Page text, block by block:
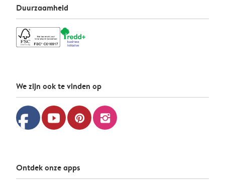
Duurzaamheid
We zijn ook te vinden op
facebook youtube pinterest instagram
Ontdek onze apps